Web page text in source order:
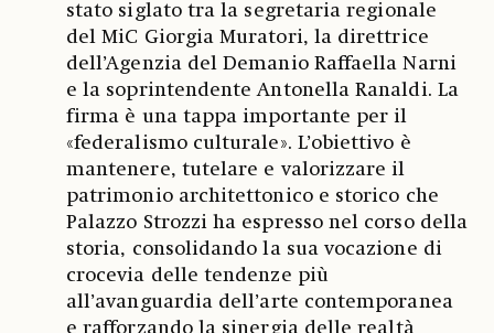
stato siglato tra la segretaria regionale
del MiC Giorgia Muratori, la direttrice
dell’Agenzia del Demanio Raffaella Narni
e la soprintendente Antonella Ranaldi. La
firma è una tappa importante per il
«federalismo culturale». L’obiettivo è
mantenere, tutelare e valorizzare il
patrimonio architettonico e storico che
Palazzo Strozzi ha espresso nel corso della
storia, consolidando la sua vocazione di
crocevia delle tendenze più
all’avanguardia dell’arte contemporanea
e rafforzando la sinergia delle realtà